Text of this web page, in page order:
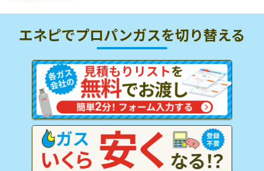
エネピでプロパンガスを切り替える